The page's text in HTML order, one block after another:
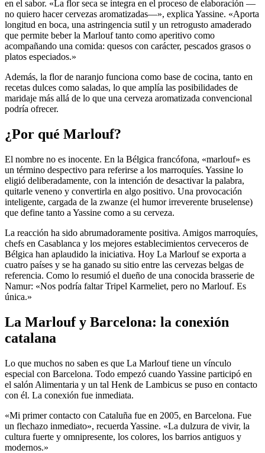
en el sabor. «La flor seca se integra en el proceso de elaboración —
no quiero hacer cervezas aromatizadas—», explica Yassine. «Aporta
longitud en boca, una astringencia sutil y un retrogusto amaderado
que permite beber la Marlouf tanto como aperitivo como
acompañando una comida: quesos con carácter, pescados grasos o
platos especiados.»
Además, la flor de naranjo funciona como base de cocina, tanto en
recetas dulces como saladas, lo que amplía las posibilidades de
maridaje más allá de lo que una cerveza aromatizada convencional
podría ofrecer.
¿Por qué Marlouf?
El nombre no es inocente. En la Bélgica francófona, «marlouf» es
un término despectivo para referirse a los marroquíes. Yassine lo
eligió deliberadamente, con la intención de desactivar la palabra,
quitarle veneno y convertirla en algo positivo. Una provocación
inteligente, cargada de la zwanze (el humor irreverente bruselense)
que define tanto a Yassine como a su cerveza.
La reacción ha sido abrumadoramente positiva. Amigos marroquíes,
chefs en Casablanca y los mejores establecimientos cerveceros de
Bélgica han aplaudido la iniciativa. Hoy La Marlouf se exporta a
cuatro países y se ha ganado su sitio entre las cervezas belgas de
referencia. Como lo resumió el dueño de una conocida brasserie de
Namur: «Nos podría faltar Tripel Karmeliet, pero no Marlouf. Es
única.»
La Marlouf y Barcelona: la conexión
catalana
Lo que muchos no saben es que La Marlouf tiene un vínculo
especial con Barcelona. Todo empezó cuando Yassine participó en
el salón Alimentaria y un tal Henk de Lambicus se puso en contacto
con él. La conexión fue inmediata.
«Mi primer contacto con Cataluña fue en 2005, en Barcelona. Fue
un flechazo inmediato», recuerda Yassine. «La dulzura de vivir, la
cultura fuerte y omnipresente, los colores, los barrios antiguos y
modernos.»